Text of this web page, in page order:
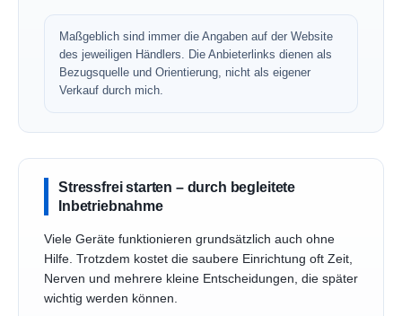
Maßgeblich sind immer die Angaben auf der Website
des jeweiligen Händlers. Die Anbieterlinks dienen als
Bezugsquelle und Orientierung, nicht als eigener
Verkauf durch mich.
Stressfrei starten – durch begleitete
Inbetriebnahme
Viele Geräte funktionieren grundsätzlich auch ohne
Hilfe. Trotzdem kostet die saubere Einrichtung oft Zeit,
Nerven und mehrere kleine Entscheidungen, die später
wichtig werden können.